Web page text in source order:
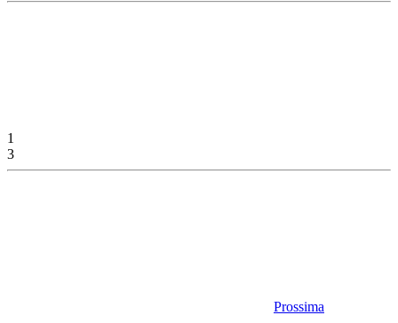
1
3
Prossima